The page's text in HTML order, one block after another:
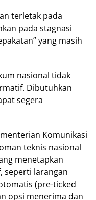
terletak pada
pada stagnasi
yang masih
nasional tidak
Dibutuhkan
segera
Komunikasi
teknis nasional
menetapkan
seperti larangan
(pre-ticked
opsi menerima dan